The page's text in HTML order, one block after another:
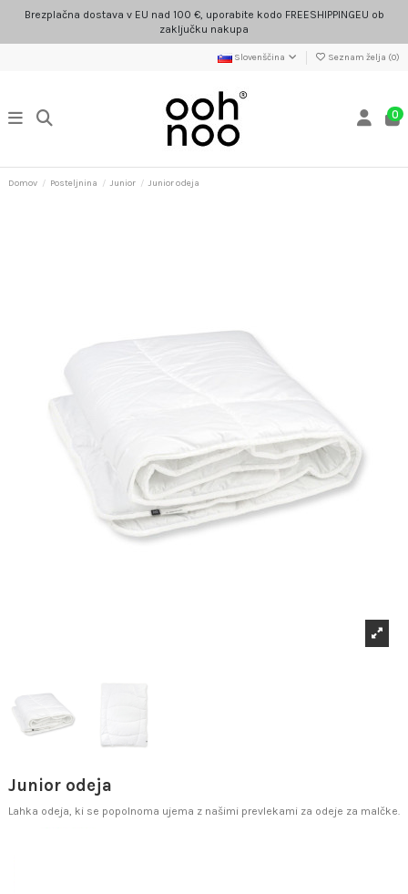
Brezplačna dostava v EU nad 100 €, uporabite kodo FREESHIPPINGEU ob
zaključku nakupa
Slovenščina Seznam želja (0)
0
Domov Posteljnina Junior Junior odeja
Junior odeja
Lahka odeja, ki se popolnoma ujema z našimi prevlekami za odeje za malčke.